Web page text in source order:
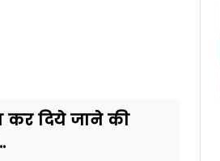
कर दिये जाने की